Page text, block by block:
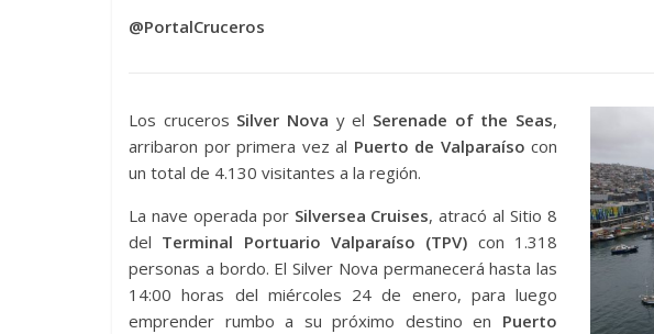
@PortalCruceros
Los cruceros Silver Nova y el Serenade of the Seas,
arribaron por primera vez al Puerto de Valparaíso con
un total de 4.130 visitantes a la región.
La nave operada porSilversea Cruises, atracó al Sitio 8
del Terminal Portuario Valparaíso (TPV) con 1.318
personas a bordo. El Silver Nova permanecerá hasta las
14:00 horas del miércoles 24 de enero, para luego
emprender rumbo a su próximo destino en Puerto